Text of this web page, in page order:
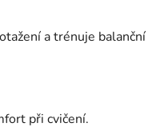
a trénuje balanční
při cvičení.